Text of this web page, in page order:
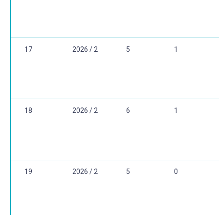
17 2026 / 2 5 1
18 2026 / 2 6 1
19 2026 / 2 5 0